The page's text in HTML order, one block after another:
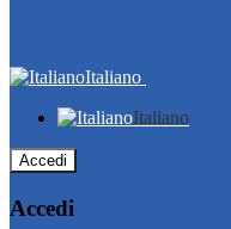
Italiano
Italiano
Accedi
Accedi